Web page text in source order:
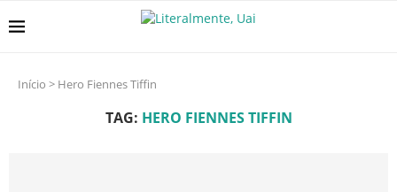
Início > Hero Fiennes Tiffin
TAG: HERO FIENNES TIFFIN